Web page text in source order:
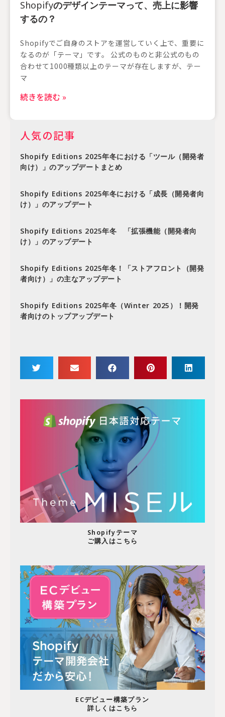
Shopifyのデザインテーマって、売上に影響
するの？
Shopifyでご自身のストアを運営していく上で、重要に
なるのが「テーマ」です。 公式のものと非公式のもの
合わせて1000種類以上のテーマが存在しますが、テー
マ
続きを読む »
人気の記事
Shopify Editions 2025年冬における「ツール（開発者
向け）」のアップデートまとめ
Shopify Editions 2025年冬における「成長（開発者向
け）」のアップデート
Shopify Editions 2025年冬 「拡張機能（開発者向
け）」のアップデート
Shopify Editions 2025年冬！「ストアフロント（開発
者向け）」の主なアップデート
Shopify Editions 2025年冬（Winter 2025）！開発
者向けのトップアップデート
Shopifyテーマ
ご購入はこちら
ECデビュー構築プラン
詳しくはこちら